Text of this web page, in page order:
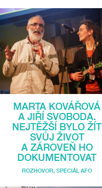
MARTA KOVÁŘOVÁ
A JIŘÍ SVOBODA.
NEJTĚŽŠÍ BYLO ŽÍT
SVŮJ ŽIVOT
A ZÁROVEŇ HO
DOKUMENTOVAT
ROZHOVOR, SPECIÁL AFO